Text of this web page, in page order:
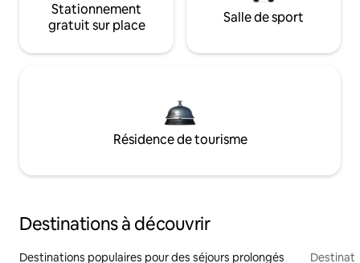
Stationnement
gratuit sur place
Salle de sport
Résidence de tourisme
Destinations à découvrir
Destinations populaires pour des séjours prolongés